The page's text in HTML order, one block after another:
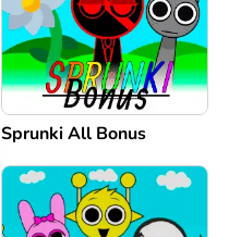
Sprunki All Bonus